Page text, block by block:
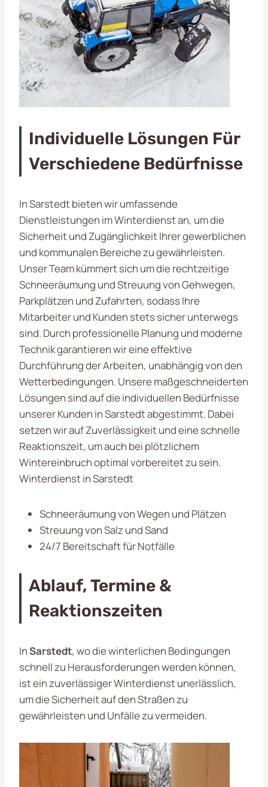
Individuelle Lösungen Für
Verschiedene Bedürfnisse
In Sarstedt bieten wir umfassende
Dienstleistungen im Winterdienst an, um die
Sicherheit und Zugänglichkeit Ihrer gewerblichen
und kommunalen Bereiche zu gewährleisten.
Unser Team kümmert sich um die rechtzeitige
Schneeräumung und Streuung von Gehwegen,
Parkplätzen und Zufahrten, sodass Ihre
Mitarbeiter und Kunden stets sicher unterwegs
sind. Durch professionelle Planung und moderne
Technik garantieren wir eine effektive
Durchführung der Arbeiten, unabhängig von den
Wetterbedingungen. Unsere maßgeschneiderten
Lösungen sind auf die individuellen Bedürfnisse
unserer Kunden in Sarstedt abgestimmt. Dabei
setzen wir auf Zuverlässigkeit und eine schnelle
Reaktionszeit, um auch bei plötzlichem
Wintereinbruch optimal vorbereitet zu sein.
Winterdienst in Sarstedt
Schneeräumung von Wegen und Plätzen
Streuung von Salz und Sand
24/7 Bereitschaft für Notfälle
Ablauf, Termine &
Reaktionszeiten
InSarstedt, wo die winterlichen Bedingungen
schnell zu Herausforderungen werden können,
ist ein zuverlässiger Winterdienst unerlässlich,
um die Sicherheit auf den Straßen zu
gewährleisten und Unfälle zu vermeiden.